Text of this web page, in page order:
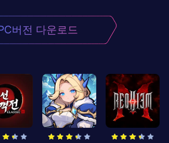
버전 다운로드